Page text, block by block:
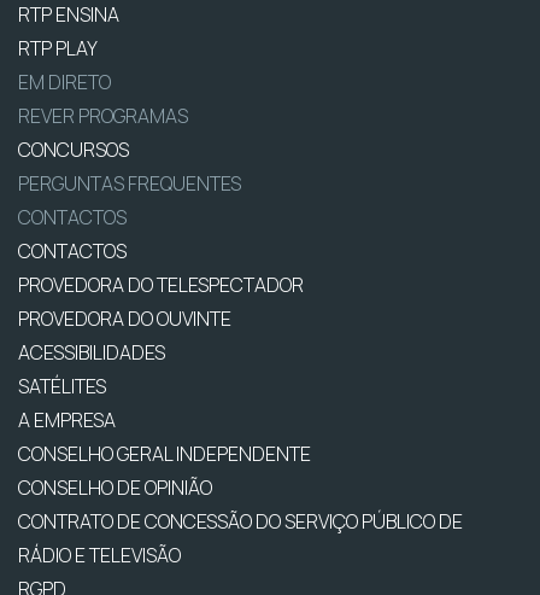
RTP ENSINA
RTP PLAY
EM DIRETO
REVER PROGRAMAS
CONCURSOS
PERGUNTAS FREQUENTES
CONTACTOS
CONTACTOS
PROVEDORA DO TELESPECTADOR
PROVEDORA DO OUVINTE
ACESSIBILIDADES
SATÉLITES
A EMPRESA
CONSELHO GERAL INDEPENDENTE
CONSELHO DE OPINIÃO
CONTRATO DE CONCESSÃO DO SERVIÇO PÚBLICO DE
RÁDIO E TELEVISÃO
RGPD